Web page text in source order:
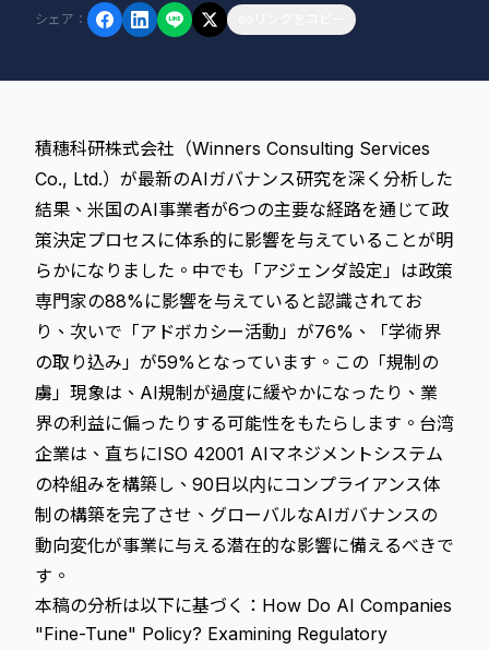
シェア ：
積穗科研株式会社（Winners Consulting Services
Co., Ltd.）が最新のAIガバナンス研究を深く分析した
結果、米国のAI事業者が6つの主要な経路を通じて政
策決定プロセスに体系的に影響を与えていることが明
らかになりました。中でも「アジェンダ設定」は政策
専門家の88%に影響を与えていると認識されてお
り、次いで「アドボカシー活動」が76%、「学術界
の取り込み」が59%となっています。この「規制の
虜」現象は、AI規制が過度に緩やかになったり、業
界の利益に偏ったりする可能性をもたらします。台湾
企業は、直ちにISO 42001 AIマネジメントシステム
の枠組みを構築し、90日以内にコンプライアンス体
制の構築を完了させ、グローバルなAIガバナンスの
動向変化が事業に与える潜在的な影響に備えるべきで
す。
本稿の分析は以下に基づく：How Do AI Companies
"Fine-Tune" Policy? Examining Regulatory